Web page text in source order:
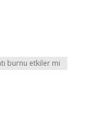
burnu etkiler mi